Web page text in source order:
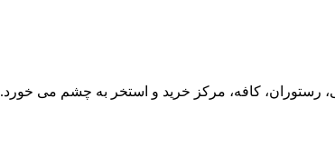
رستوران، کافه، مرکز خرید و استخر به چشم می خورد.